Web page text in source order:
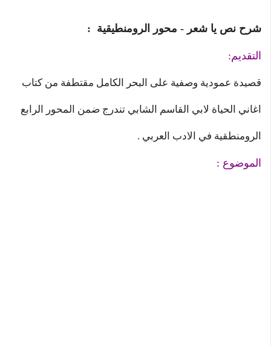
شرح نص يا شعر - محور الرومنطيقية :
التقديم:
قصيدة عمودية وصفية على البحر الكامل مقتطفة من كتاب
اغاني الحياة لابي القاسم الشابي تندرج ضمن المحور الرابع
الرومنطقية في الادب العربي .
الموضوع :